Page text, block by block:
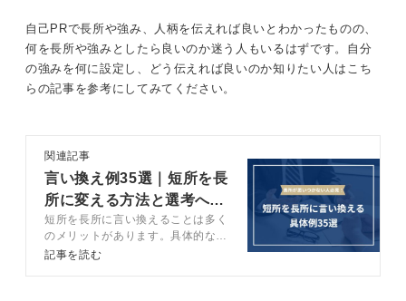
自己PRで長所や強み、人柄を伝えれば良いとわかったものの、
何を長所や強みとしたら良いのか迷う人もいるはずです。自分
の強みを何に設定し、どう伝えれば良いのか知りたい人はこち
らの記事を参考にしてみてください。
関連記事
言い換え例35選｜短所を長
所に変える方法と選考への
役立て方を解説
短所を長所に言い換えることは多く
のメリットがあります。具体的なメ
リットや言い換える方法などをキャ
記事を読む